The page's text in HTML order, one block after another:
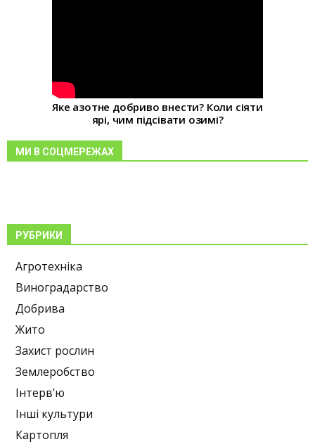
Яке азотне добриво внести? Коли сіяти
ярі, чим підсівати озимі?
МИ В СОЦМЕРЕЖАХ
РУБРИКИ
Агротехніка
Виноградарство
Добрива
Жито
Захист рослин
Землеробство
Інтерв’ю
Інші культури
Картопля